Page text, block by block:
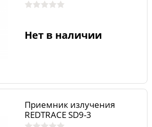
Нет в наличии
Приемник излучения
REDTRACE SD9-3